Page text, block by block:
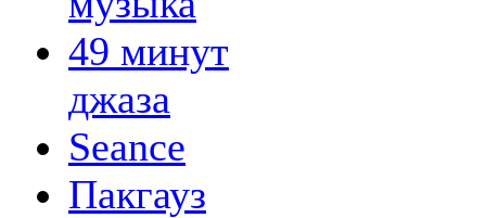
49 минут
джаза
Seance
Пакгауз